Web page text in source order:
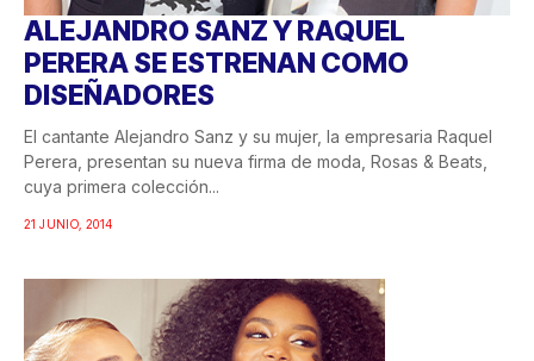
ALEJANDRO SANZ Y RAQUEL
PERERA SE ESTRENAN COMO
DISEÑADORES
El cantante Alejandro Sanz y su mujer, la empresaria Raquel
Perera, presentan su nueva firma de moda, Rosas & Beats,
cuya primera colección...
21 JUNIO, 2014